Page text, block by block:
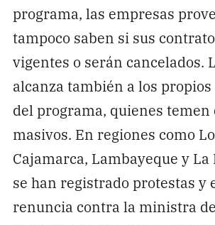
programa, las empresas
tampoco saben si sus
vigentes o serán cancelados.
alcanza también a los
del programa, quienes temen
masivos. En regiones como
Cajamarca, Lambayeque y
se han registrado protestas y
renuncia contra la ministra